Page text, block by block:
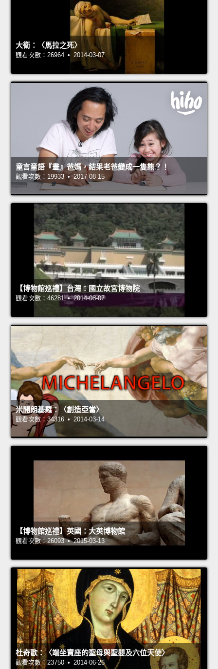
大衛：〈馬拉之死〉
觀看次數：26964 • 2014-03-07
童言童語『畫』爸媽，結果老爸變成一隻熊？！
觀看次數：19933 • 2017-08-15
【博物館巡禮】台灣：國立故宮博物院
觀看次數：46281 • 2014-08-07
米開朗基羅：〈創造亞當〉
觀看次數：34316 • 2014-03-14
【博物館巡禮】英國：大英博物館
觀看次數：26093 • 2015-03-13
杜奇歐：〈端坐寶座的聖母與聖嬰及六位天使〉
觀看次數：23750 • 2014-06-26